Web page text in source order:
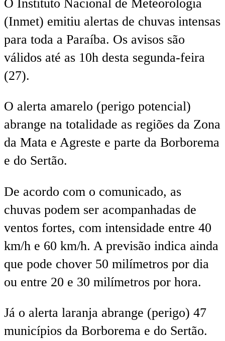
O Instituto Nacional de Meteorologia
(Inmet) emitiu alertas de chuvas intensas
para toda a Paraíba. Os avisos são
válidos até as 10h desta segunda-feira
(27).
O alerta amarelo (perigo potencial)
abrange na totalidade as regiões da Zona
da Mata e Agreste e parte da Borborema
e do Sertão.
De acordo com o comunicado, as
chuvas podem ser acompanhadas de
ventos fortes, com intensidade entre 40
km/h e 60 km/h. A previsão indica ainda
que pode chover 50 milímetros por dia
ou entre 20 e 30 milímetros por hora.
Já o alerta laranja abrange (perigo) 47
municípios da Borborema e do Sertão.